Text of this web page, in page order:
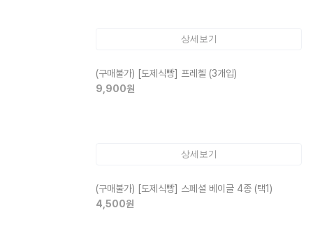
상세보기
(구매불가) [도제식빵] 프레첼 (3개입)
9,900원
상세보기
(구매불가) [도제식빵] 스페셜 베이글 4종 (택1)
4,500원